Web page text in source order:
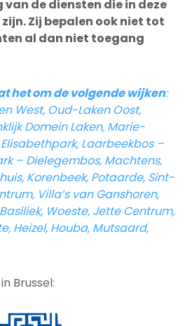
de diensten die in deze
Zij bepalen ook niet tot
al dan niet toegang
het om de volgende wijken:
West, Oud-Laken Oost,
Domein Laken, Marie-
Laarbeekbos –
– Dielegembos, Machtens,
Korenbeek, Potaarde, Sint-
Villa’s van Ganshoren,
Woeste, Jette Centrum,
Heizel, Houba, Mutsaard,
Brussel: